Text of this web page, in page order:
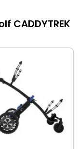
CADDYTREK